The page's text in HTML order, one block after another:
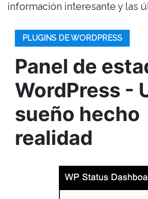
información interesante y las
PLUGINS DE WORDPRESS
Panel de
WordPress -
sueño hecho
realidad